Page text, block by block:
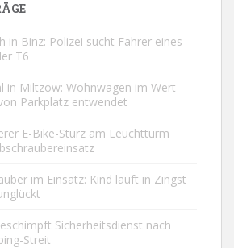
in Binz: Polizei sucht Fahrer eines
T6
in Miltzow: Wohnwagen im Wert
Parkplatz entwendet
E-Bike-Sturz am Leuchtturm
im Einsatz: Kind läuft in Zingst
Sicherheitsdienst nach
Streit